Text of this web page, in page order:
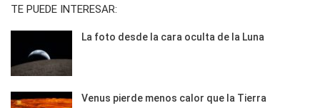
TE PUEDE INTERESAR:
La foto desde la cara oculta de la Luna
Venus pierde menos calor que la Tierra